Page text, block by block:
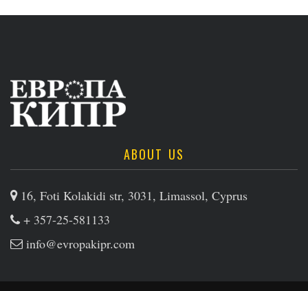
ABOUT US
16, Foti Kolakidi str, 3031, Limassol, Cyprus
+ 357-25-581133
info@evropakipr.com